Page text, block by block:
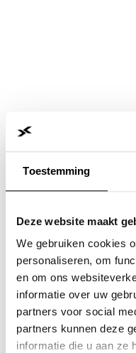
Toestemming
Deze website maakt
We gebruiken cookies
personaliseren, om
en om ons
informatie over uw
partners voor social
partners kunnen deze
informatie die u aan ze
Application error: a client
loadingwww.jvk.nl